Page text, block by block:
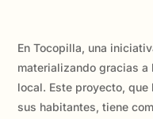
En Tocopilla, una
materializando gracias a
local. Este proyecto,
sus habitantes, tiene